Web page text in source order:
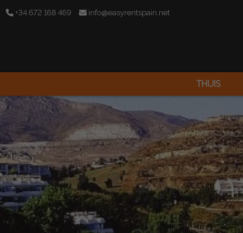
+34 672 168 469 info@easyrentspain.net
THUIS